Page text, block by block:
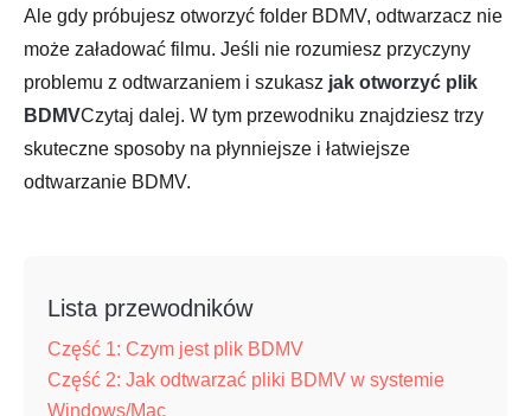
Ale gdy próbujesz otworzyć folder BDMV, odtwarzacz nie
może załadować filmu. Jeśli nie rozumiesz przyczyny
problemu z odtwarzaniem i szukasz jak otworzyć plik
BDMVCzytaj dalej. W tym przewodniku znajdziesz trzy
skuteczne sposoby na płynniejsze i łatwiejsze
odtwarzanie BDMV.
Lista przewodników
Część 1: Czym jest plik BDMV
Część 2: Jak odtwarzać pliki BDMV w systemie
Windows/Mac